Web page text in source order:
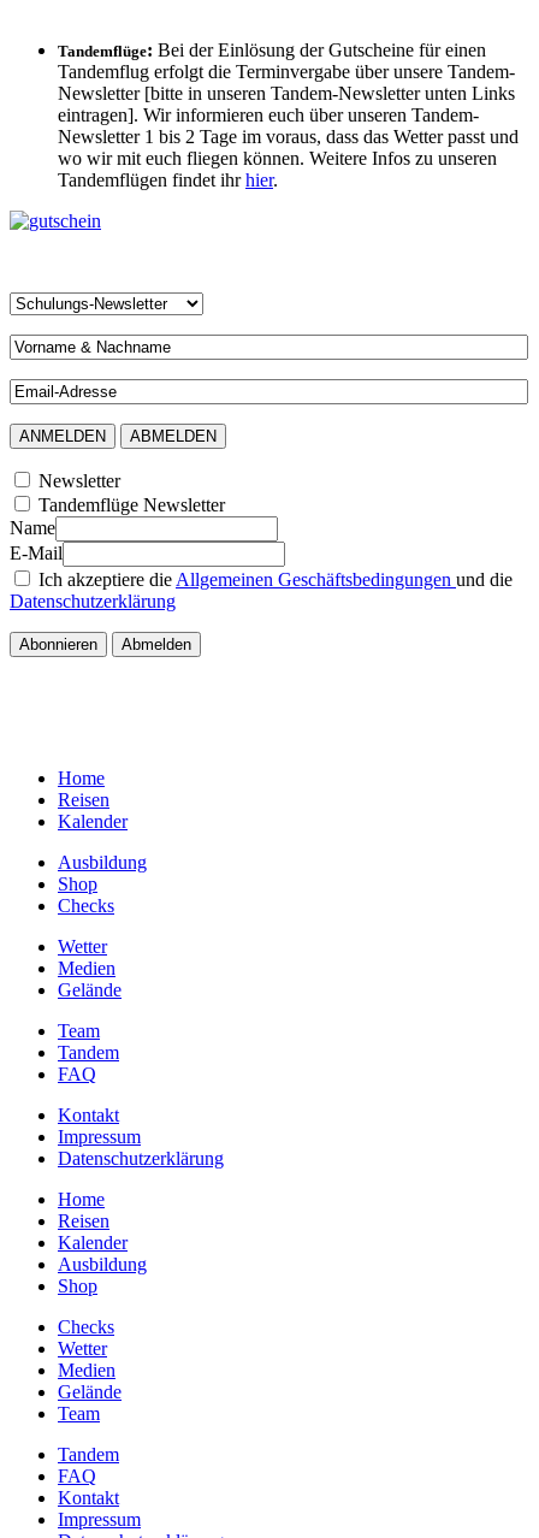
Tandemflüge: Bei der Einlösung der Gutscheine für einen
Tandemflug erfolgt die Terminvergabe über unsere Tandem-
Newsletter [bitte in unseren Tandem-Newsletter unten Links
eintragen]. Wir informieren euch über unseren Tandem-
Newsletter 1 bis 2 Tage im voraus, dass das Wetter passt und
wo wir mit euch fliegen können. Weitere Infos zu unseren
Tandemflügen findet ihrhier.
Newsletter
Tandemflüge Newsletter
Name
E-Mail
Ich akzeptiere dieAllgemeinen Geschäftsbedingungen und die
Datenschutzerklärung
Home
Reisen
Kalender
Ausbildung
Shop
Checks
Wetter
Medien
Gelände
Team
Tandem
FAQ
Kontakt
Impressum
Datenschutzerklärung
Home
Reisen
Kalender
Ausbildung
Shop
Checks
Wetter
Medien
Gelände
Team
Tandem
FAQ
Kontakt
Impressum